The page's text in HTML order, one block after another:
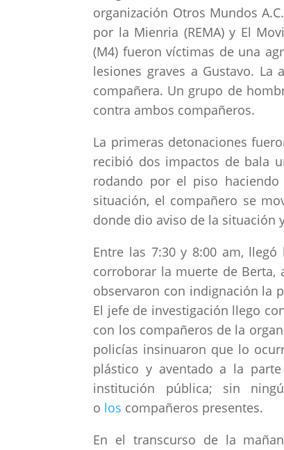
organización Otros Mundos
por la Mienria (REMA) y El
(M4) fueron víctimas de una
lesiones graves a Gustavo.
compañera. Un grupo de
contra ambos compañeros.
La primeras detonaciones
recibió dos impactos de bala
rodando por el piso
situación, el compañero se
donde dio aviso de la situación
Entre las 7:30 y 8:00 am,
corroborar la muerte de Berta,
observaron con indignación la
El jefe de investigación llego
con los compañeros de la
policías insinuaron que lo
plástico y aventado a la
institución pública; sin
o los compañeros presentes.
En el transcurso de la